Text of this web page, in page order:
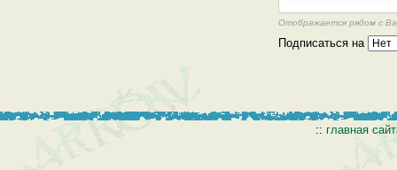
Отображается рядом с
Подписаться на
:: главная